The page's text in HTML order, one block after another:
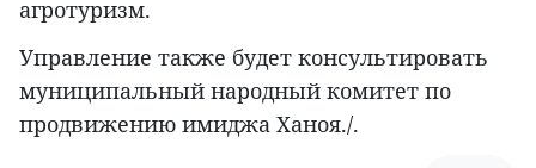
агротуризм.
Управление также будет консультировать
муниципальный народный комитет по
продвижению имиджа Ханоя./.